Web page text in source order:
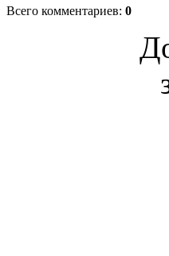
Всего комментариев: 0